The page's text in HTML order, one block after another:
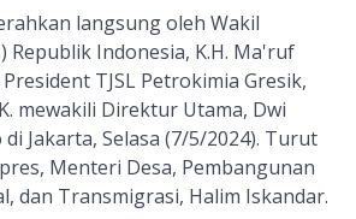
langsung oleh Wakil
Republik Indonesia, K.H. Ma'ruf
TJSL Petrokimia Gresik,
mewakili Direktur Utama, Dwi
Jakarta, Selasa (7/5/2024). Turut
Menteri Desa, Pembangunan
dan Transmigrasi, Halim Iskandar.